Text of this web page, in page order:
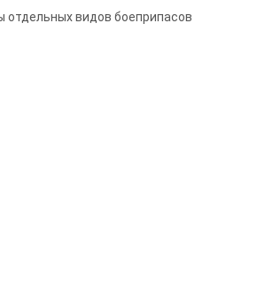
отдельных видов боеприпасов